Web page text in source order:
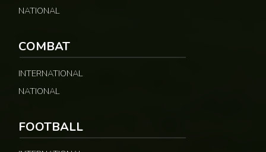
NATIONAL
COMBAT
INTERNATIONAL
NATIONAL
FOOTBALL